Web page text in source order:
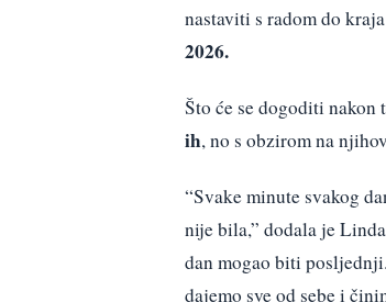
nastaviti s radom do kraja
2026.
Što će se dogoditi nakon
ih, no s obzirom na
“Svake minute svakog
nije bila,” dodala je
dan mogao biti
dajemo sve od sebe i